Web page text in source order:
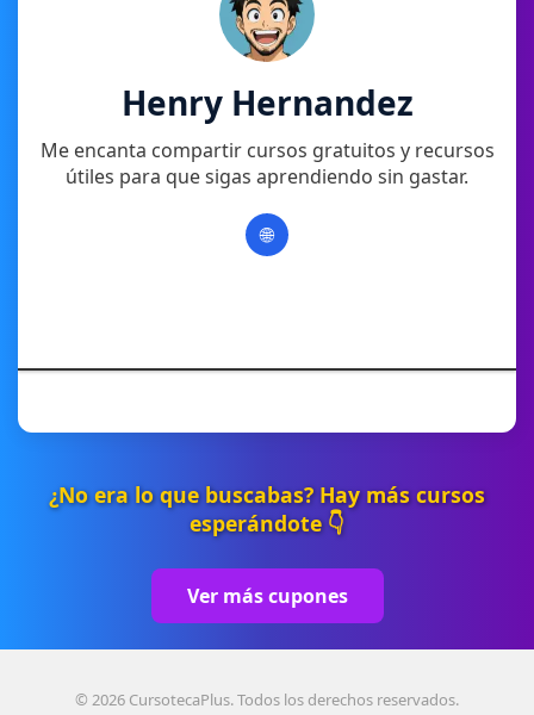
Henry Hernandez
Me encanta compartir cursos gratuitos y recursos
útiles para que sigas aprendiendo sin gastar.
🌐
¿No era lo que buscabas? Hay más cursos
esperándote 👇
Ver más cupones
© 2026 CursotecaPlus. Todos los derechos reservados.